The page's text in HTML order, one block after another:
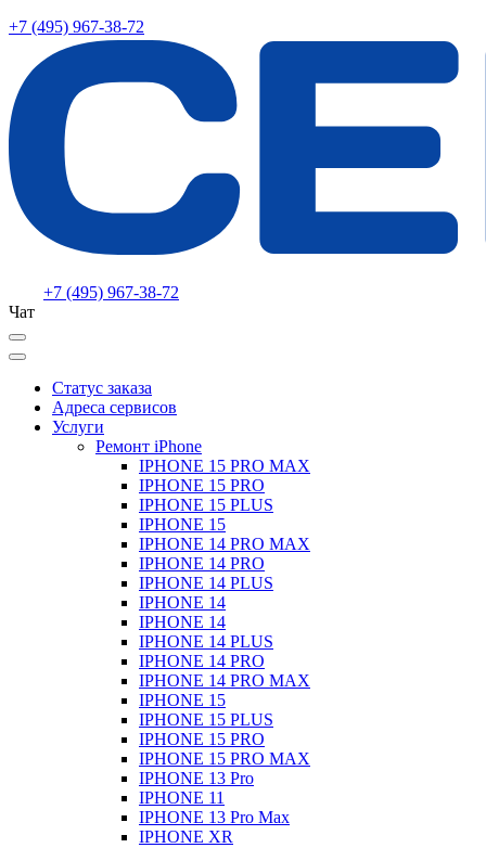
+7 (495) 967-38-72
+7 (495) 967-38-72
Чат
Статус заказа
Адреса сервисов
Услуги
Ремонт iPhone
IPHONE 15 PRO MAX
IPHONE 15 PRO
IPHONE 15 PLUS
IPHONE 15
IPHONE 14 PRO MAX
IPHONE 14 PRO
IPHONE 14 PLUS
IPHONE 14
IPHONE 14
IPHONE 14 PLUS
IPHONE 14 PRO
IPHONE 14 PRO MAX
IPHONE 15
IPHONE 15 PLUS
IPHONE 15 PRO
IPHONE 15 PRO MAX
IPHONE 13 Pro
IPHONE 11
IPHONE 13 Pro Max
IPHONE XR